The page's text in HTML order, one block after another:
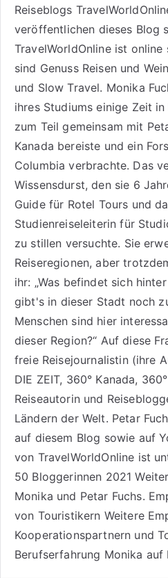
Reiseblogs
veröffentlichen dieses Blog
TravelWorldOnline ist online
sind Genuss Reisenund
und Slow Travel. Monika
ihres Studiums einige Zeit
zum Teil gemeinsam mit
Kanada bereiste und ein
Columbia verbrachte. Das
Wissensdurst, den sie 6
Guide für Rotel Tours und
Studienreiseleiterin für
zu stillen versuchte. Sie
Reiseregionen, aber
ihr: „Was befindet sich
gibt's in dieser Stadt noch
Menschen sind hier
dieser Region?“ Auf diese
freie Reisejournalistin (ihre
DIE ZEIT, 360° Kanada,
Reiseautorinund
Ländern der Welt. Petar
auf diesem Blog sowie auf
von TravelWorldOnline ist
50 Bloggerinnen 2021
Monika und Petar Fuchs.
von Touristikern Weitere
Kooperationspartnern und
Berufserfahrung Monika auf